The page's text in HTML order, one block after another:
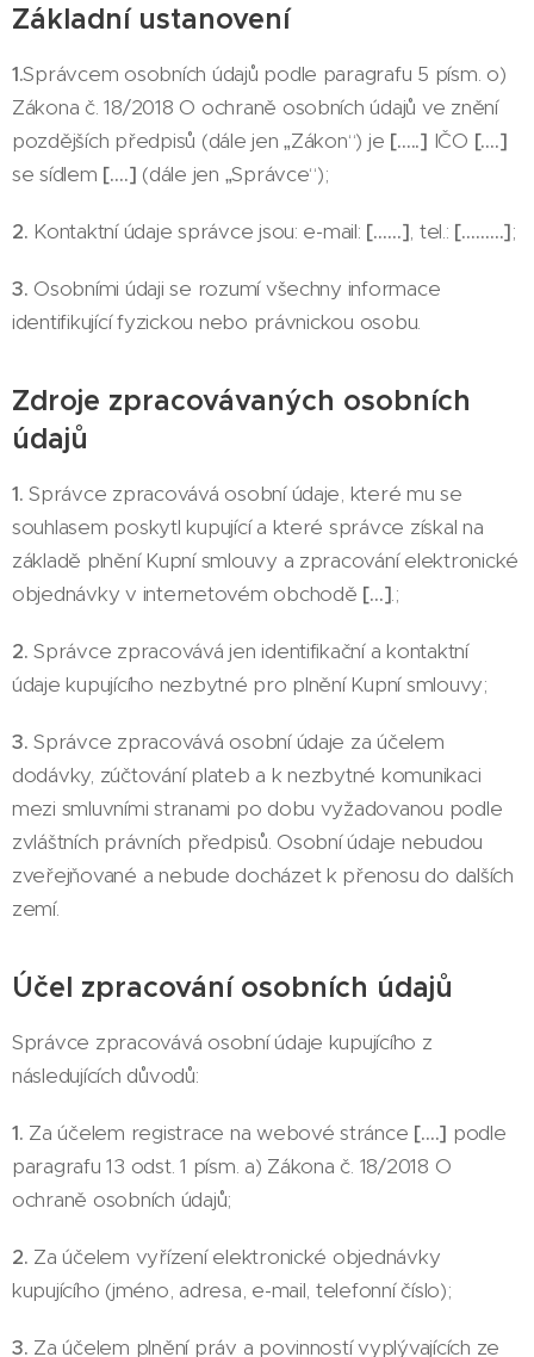
Základní ustanovení
1.Správcem osobních údajů podle paragrafu 5 písm. o)
Zákona č. 18/2018 O ochraně osobních údajů ve znění
pozdějších předpisů (dále jen „Zákon“) je […..] IČO [….]
se sídlem [….] (dále jen „Správce“);
2. Kontaktní údaje správce jsou: e-mail: [……], tel.: [………];
3. Osobními údaji se rozumí všechny informace
identifikující fyzickou nebo právnickou osobu.
Zdroje zpracovávaných osobních
údajů
1.Správce zpracovává osobní údaje, které mu se
souhlasem poskytl kupující a které správce získal na
základě plnění Kupní smlouvy a zpracování elektronické
objednávky v internetovém obchodě […].;
2. Správce zpracovává jen identifikační a kontaktní
údaje kupujícího nezbytné pro plnění Kupní smlouvy;
3.Správce zpracovává osobní údaje za účelem
dodávky, zúčtování plateb a k nezbytné komunikaci
mezi smluvními stranami po dobu vyžadovanou podle
zvláštních právních předpisů. Osobní údaje nebudou
zveřejňované a nebude docházet k přenosu do dalších
zemí.
Účel zpracování osobních údajů
Správce zpracovává osobní údaje kupujícího z
následujících důvodů:
1. Za účelem registrace na webové stránce [….] podle
paragrafu 13 odst. 1 písm. a) Zákona č. 18/2018 O
ochraně osobních údajů;
2. Za účelem vyřízení elektronické objednávky
kupujícího (jméno, adresa, e-mail, telefonní číslo);
3. Za účelem plnění práv a povinností vyplývajících ze